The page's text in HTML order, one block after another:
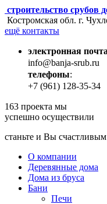
строительство срубов
Костромская обл. г.
ещё контакты
электронная почта
info@banja-srub.ru
телефоны:
+7 (961) 128-35-34
163 проекта мы
успешно осуществили
станьте и Вы
О компании
Деревянные дома
Дома из бруса
Бани
Печи